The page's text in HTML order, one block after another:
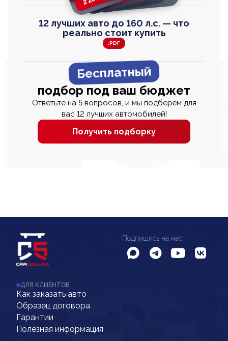
12 лучших авто до 160 л.с. — что
реально стоит купить
.PDF
Бесплатный
подбор под ваш бюджет
Ответьте на 5 вопросов, и мы подберём для
вас 12 лучших автомобилей!
Получить подборку
Подпишись на нас
ДЛЯ КЛИЕНТОВ
Как заказать авто
Образец договора
Гарантии
Полезная информация